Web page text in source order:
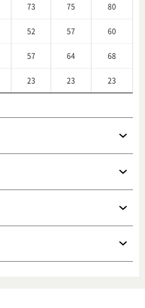
73 75 80
52 57 60
57 64 68
23 23 23